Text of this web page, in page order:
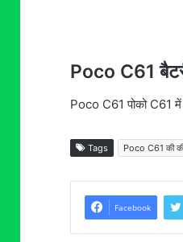
Poco C61
Poco C61 पोको C61
Tags Poco C61 की
Facebook